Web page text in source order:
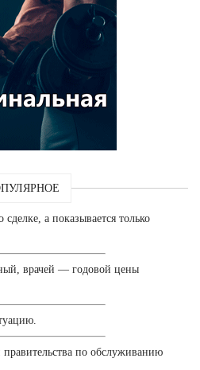
а показывается только
врачей — годовой цены
правительства по обслуживанию